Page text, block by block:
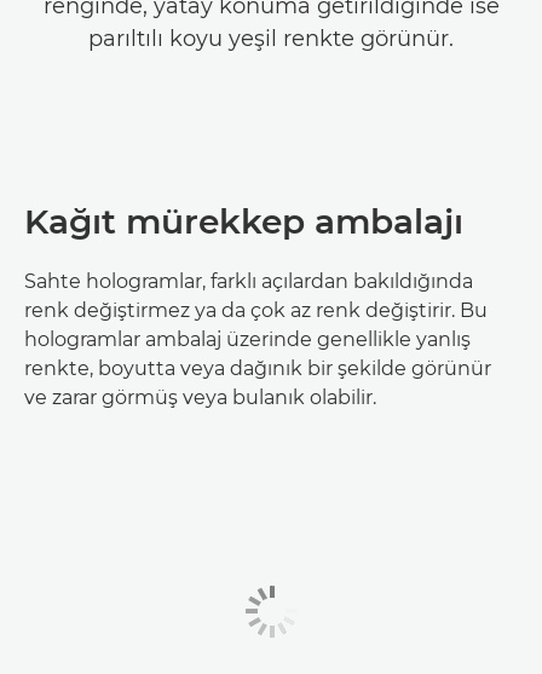
renginde, yatay konuma getirildiğinde ise
parıltılı koyu yeşil renkte görünür.
Kağıt mürekkep ambalajı
Sahte hologramlar, farklı açılardan bakıldığında
renk değiştirmez ya da çok az renk değiştirir. Bu
hologramlar ambalaj üzerinde genellikle yanlış
renkte, boyutta veya dağınık bir şekilde görünür
ve zarar görmüş veya bulanık olabilir.